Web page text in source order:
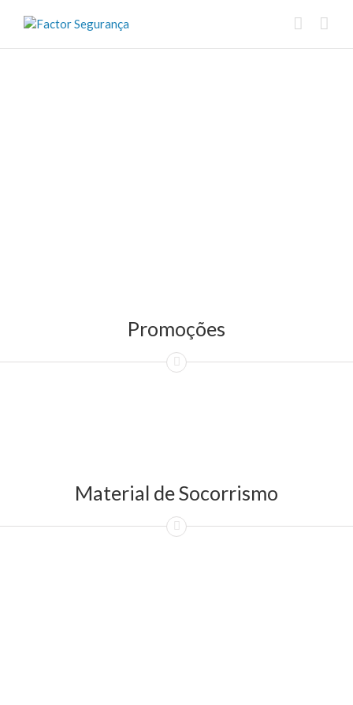
Promoções
Material de Socorrismo